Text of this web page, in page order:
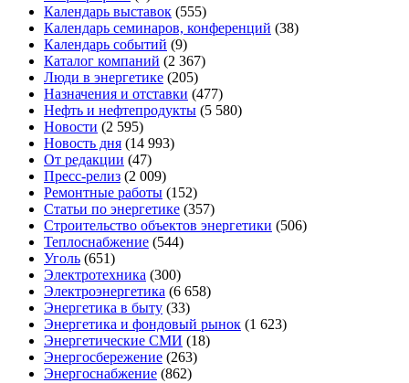
Календарь выставок (555)
Календарь семинаров, конференций (38)
Календарь событий (9)
Каталог компаний (2 367)
Люди в энергетике (205)
Назначения и отставки (477)
Нефть и нефтепродукты (5 580)
Новости (2 595)
Новость дня (14 993)
От редакции (47)
Пресс-релиз (2 009)
Ремонтные работы (152)
Статьи по энергетике (357)
Строительство объектов энергетики (506)
Теплоснабжение (544)
Уголь (651)
Электротехника (300)
Электроэнергетика (6 658)
Энергетика в быту (33)
Энергетика и фондовый рынок (1 623)
Энергетические СМИ (18)
Энергосбережение (263)
Энергоснабжение (862)